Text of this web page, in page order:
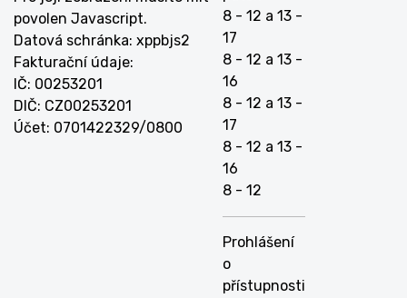
povolen Javascript.
Datová schránka: xppbjs2
Fakturační údaje:
IČ: 00253201
DIČ: CZ00253201
Účet: 0701422329/0800
8 - 12 a 13 -
17
8 - 12 a 13 -
16
8 - 12 a 13 -
17
8 - 12 a 13 -
16
8 - 12
Prohlášení
o
přístupnosti